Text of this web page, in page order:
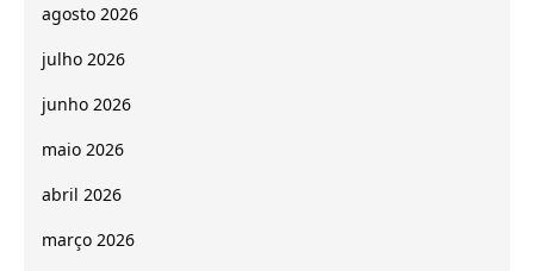
agosto 2026
julho 2026
junho 2026
maio 2026
abril 2026
março 2026